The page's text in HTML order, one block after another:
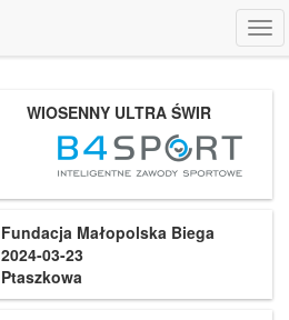
WIOSENNY ULTRA ŚWIR
Fundacja Małopolska Biega
2024-03-23
Ptaszkowa